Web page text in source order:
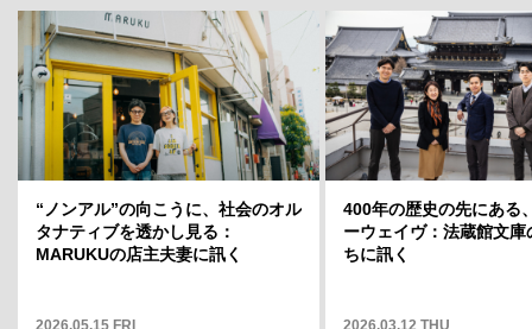
」店長・
ういう場
こから何
岡山天音に聞く、変容のスリルと変
わらない自分——連載「そこから何
が見えますか」12
2025.05.01 THU
“ノンアル”の向こうに、社会のオル
タナティブを透かし見る：
MARUKUの店主夫妻に訊く
2026.05.15 FRI
400年の歴史の先にある
ーウェイヴ：法蔵館文庫
ちに訊く
2026.03.12 THU